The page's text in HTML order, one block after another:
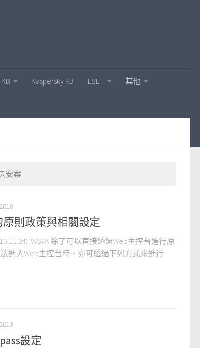
Kaspersky KB ESET 其他
安案
原則政策與相關設定
IWSVA 除了可以直接透過Web主控台進行原
進入Web主控台時，亦可透過下列方式來進行
設定